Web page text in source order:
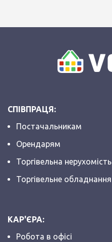
СПІВПРАЦЯ:
Постачальникам
Орендарям
Торгівельна нерухомість
Торгівельне обладнання
КАР'ЄРА:
Робота в офісі